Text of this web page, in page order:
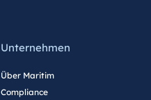
Unternehmen
Über Maritim
Compliance